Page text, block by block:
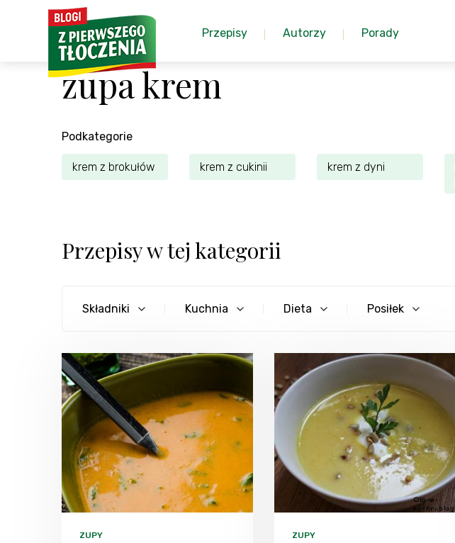
Przepisy Autorzy Porady
zupa krem
Podkategorie
krem z brokułów krem z cukinii krem z dyni
Przepisy w tej kategorii
Składniki Kuchnia Dieta Posiłek
ZUPY ZUPY